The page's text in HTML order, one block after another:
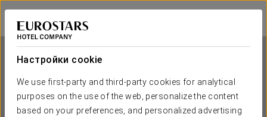
Настройки cookie
We use first-party and third-party cookies for analytical
purposes on the use of the web, personalize the content
based on your preferences, and personalized advertising
Crisol La Selva
ТАРРАГОНА - ЛА-СЕЛЬВА-ДЕЛЬ-КАМП
Crisol La Selva